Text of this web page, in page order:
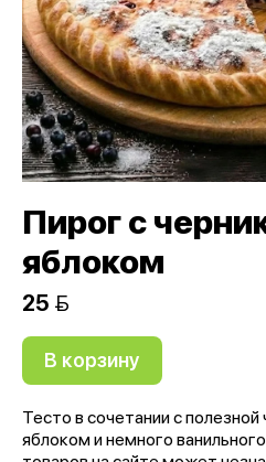
Пирог с
яблоком
25 
В корзину
Тесто в сочетании с
яблоком и немного